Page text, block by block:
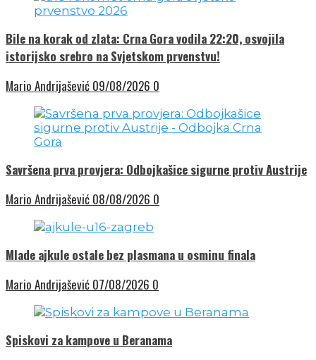
Bile na korak od zlata: Crna Gora vodila 22:20, osvojila
istorijsko srebro na Svjetskom prvenstvu!
Mario Andrijašević 09/08/2026 0
Savršena prva provjera: Odbojkašice sigurne protiv Austrije
Mario Andrijašević 08/08/2026 0
Mlade ajkule ostale bez plasmana u osminu finala
Mario Andrijašević 07/08/2026 0
Spiskovi za kampove u Beranama